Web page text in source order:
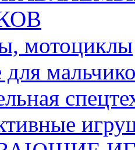
мотоциклы